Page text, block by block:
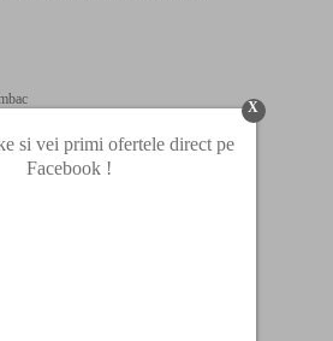
1% elastan (LYCRA®)
modele
3-10 ani, 2 modele
20% poliester
X
si vei primi ofertele direct pe
Facebook !